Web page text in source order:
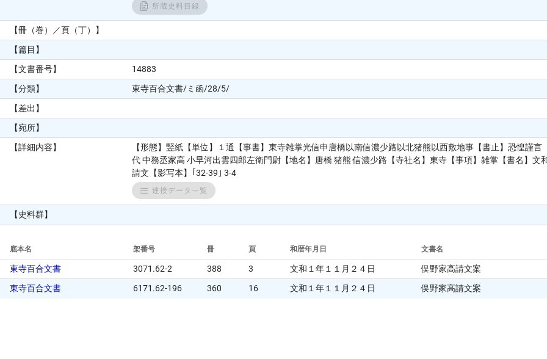
所蔵史料目録
【冊（巻）／頁（丁）】
【篇目】
【文書番号】
14883
【分類】
東寺百合文書/ミ函/28/5/
【差出】
【宛所】
【詳細内容】
【形態】竪紙【単位】１通【事書】東寺雑掌光信申唐橋以南信濃少路以北猪熊以西敷地事【書止】恐惶謹
代 中務丞家高 小早河出雲四郎左衛門尉【地名】唐橋 猪熊 信濃少路【寺社名】東寺【事項】雑掌【書名】
請文【影写本】｢32-39｣ 3-4
連接データ一覧
【史料群】
底本名 架番号 冊 頁 和暦年月日 文書名
東寺百合文書 3071.62-2 388 3 文和１年１１月２４日
俣野家高請文案
東寺百合文書
6171.62-196 360 16 文和１年１１月２４日 俣野家高請文案